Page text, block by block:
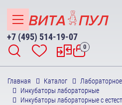
+7 (495) 514-19-07
0
Главная Каталог
Инкубаторы лабораторные
Инкубаторы лабораторные с